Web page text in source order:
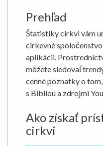
Prehľad
Štatistiky cirkvi vám
cirkevné
aplikácii.
môžete sledovať
cenné poznatky o
s Bibliou a zdrojmi
Ako získať
cirkvi